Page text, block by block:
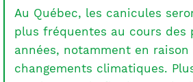
Au Québec, les canicules
plus fréquentes au cours des
années, notamment en raison
changements climatiques.